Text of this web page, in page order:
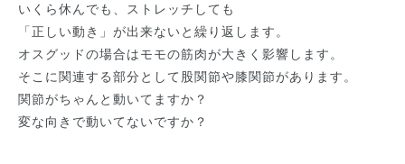
いくら休んでも、ストレッチしても
「正しい動き」が出来ないと繰り返します。
オスグッドの場合はモモの筋肉が大きく影響します。
そこに関連する部分として股関節や膝関節があります。
関節がちゃんと動いてますか？
変な向きで動いてないですか？